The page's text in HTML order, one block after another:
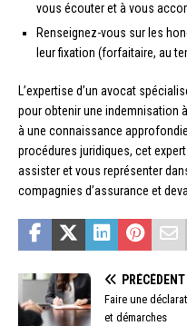
vous écouter et à vous
Renseignez-vous sur les
leur fixation (forfaitaire, au
L’expertise d’un avocat
pour obtenir une indemnisation
à une connaissance
procédures juridiques, cet
assister et vous représenter
compagnies d’assurance et
PRÉCÉDENT
Faire une
et démarches